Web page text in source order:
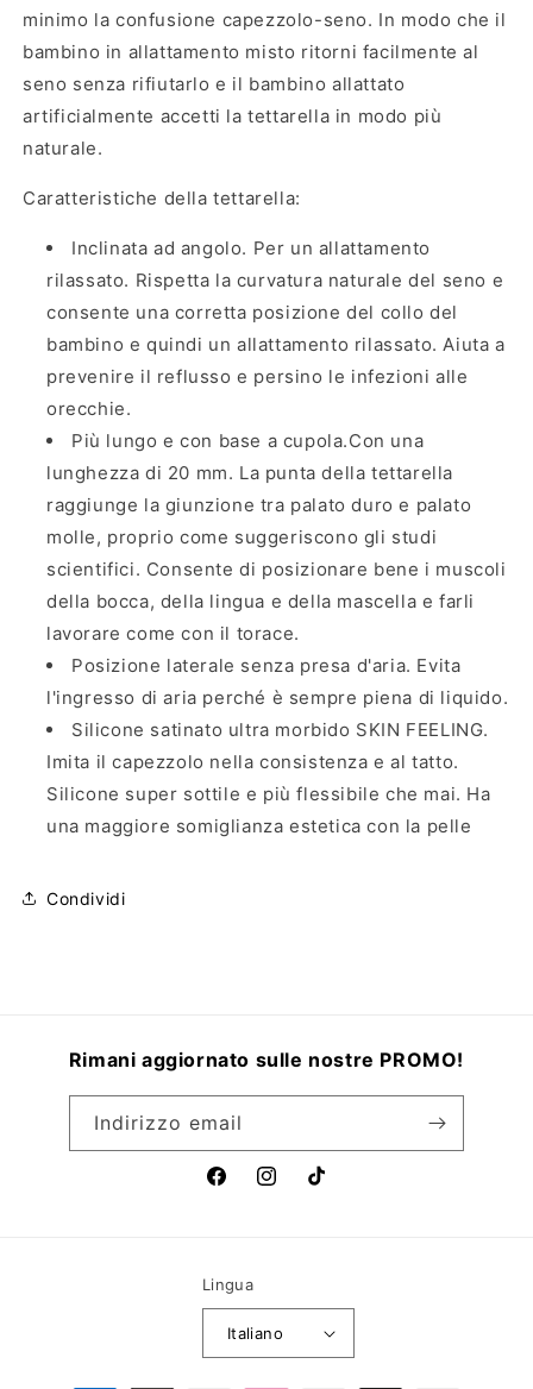
minimo la confusione capezzolo-seno. In modo che il
bambino in allattamento misto ritorni facilmente al
seno senza rifiutarlo e il bambino allattato
artificialmente accetti la tettarella in modo più
naturale.
Caratteristiche della tettarella:
Inclinata ad angolo. Per un allattamento
rilassato. Rispetta la curvatura naturale del seno e
consente una corretta posizione del collo del
bambino e quindi un allattamento rilassato. Aiuta a
prevenire il reflusso e persino le infezioni alle
orecchie.
Più lungo e con base a cupola.Con una
lunghezza di 20 mm. La punta della tettarella
raggiunge la giunzione tra palato duro e palato
molle, proprio come suggeriscono gli studi
scientifici. Consente di posizionare bene i muscoli
della bocca, della lingua e della mascella e farli
lavorare come con il torace.
Posizione laterale senza presa d'aria. Evita
l'ingresso di aria perché è sempre piena di liquido.
Silicone satinato ultra morbido SKIN FEELING.
Imita il capezzolo nella consistenza e al tatto.
Silicone super sottile e più flessibile che mai. Ha
una maggiore somiglianza estetica con la pelle
Condividi
Rimani aggiornato sulle nostre PROMO!
Indirizzo email
FacebookInstagramTikTok
Lingua
Italiano